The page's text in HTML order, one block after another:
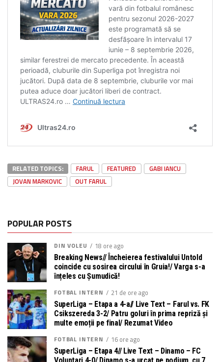
RELATED TOPICS: FARUL FEATURED
GABI IANCU
JOVAN MARKOVIC
OUT FARUL
POPULAR POSTS
DIN VOLEU 18 ore ago
Breaking News// Încheierea festivalului Untold
coincide cu sosirea circului în Gruia!/ Varga s-a
înțeles cu Șumudică!
FOTBAL INTERN
21 de ore ago
SuperLiga – Etapa a 4-a// Live Text – Farul vs. FK
Csikszereda 3-2/ Patru goluri în prima repriză și
multe emoții pe final/ Rezumat Video
FOTBAL INTERN
16 ore ago
SuperLiga – Etapa 4// Live Text – Dinamo – FC